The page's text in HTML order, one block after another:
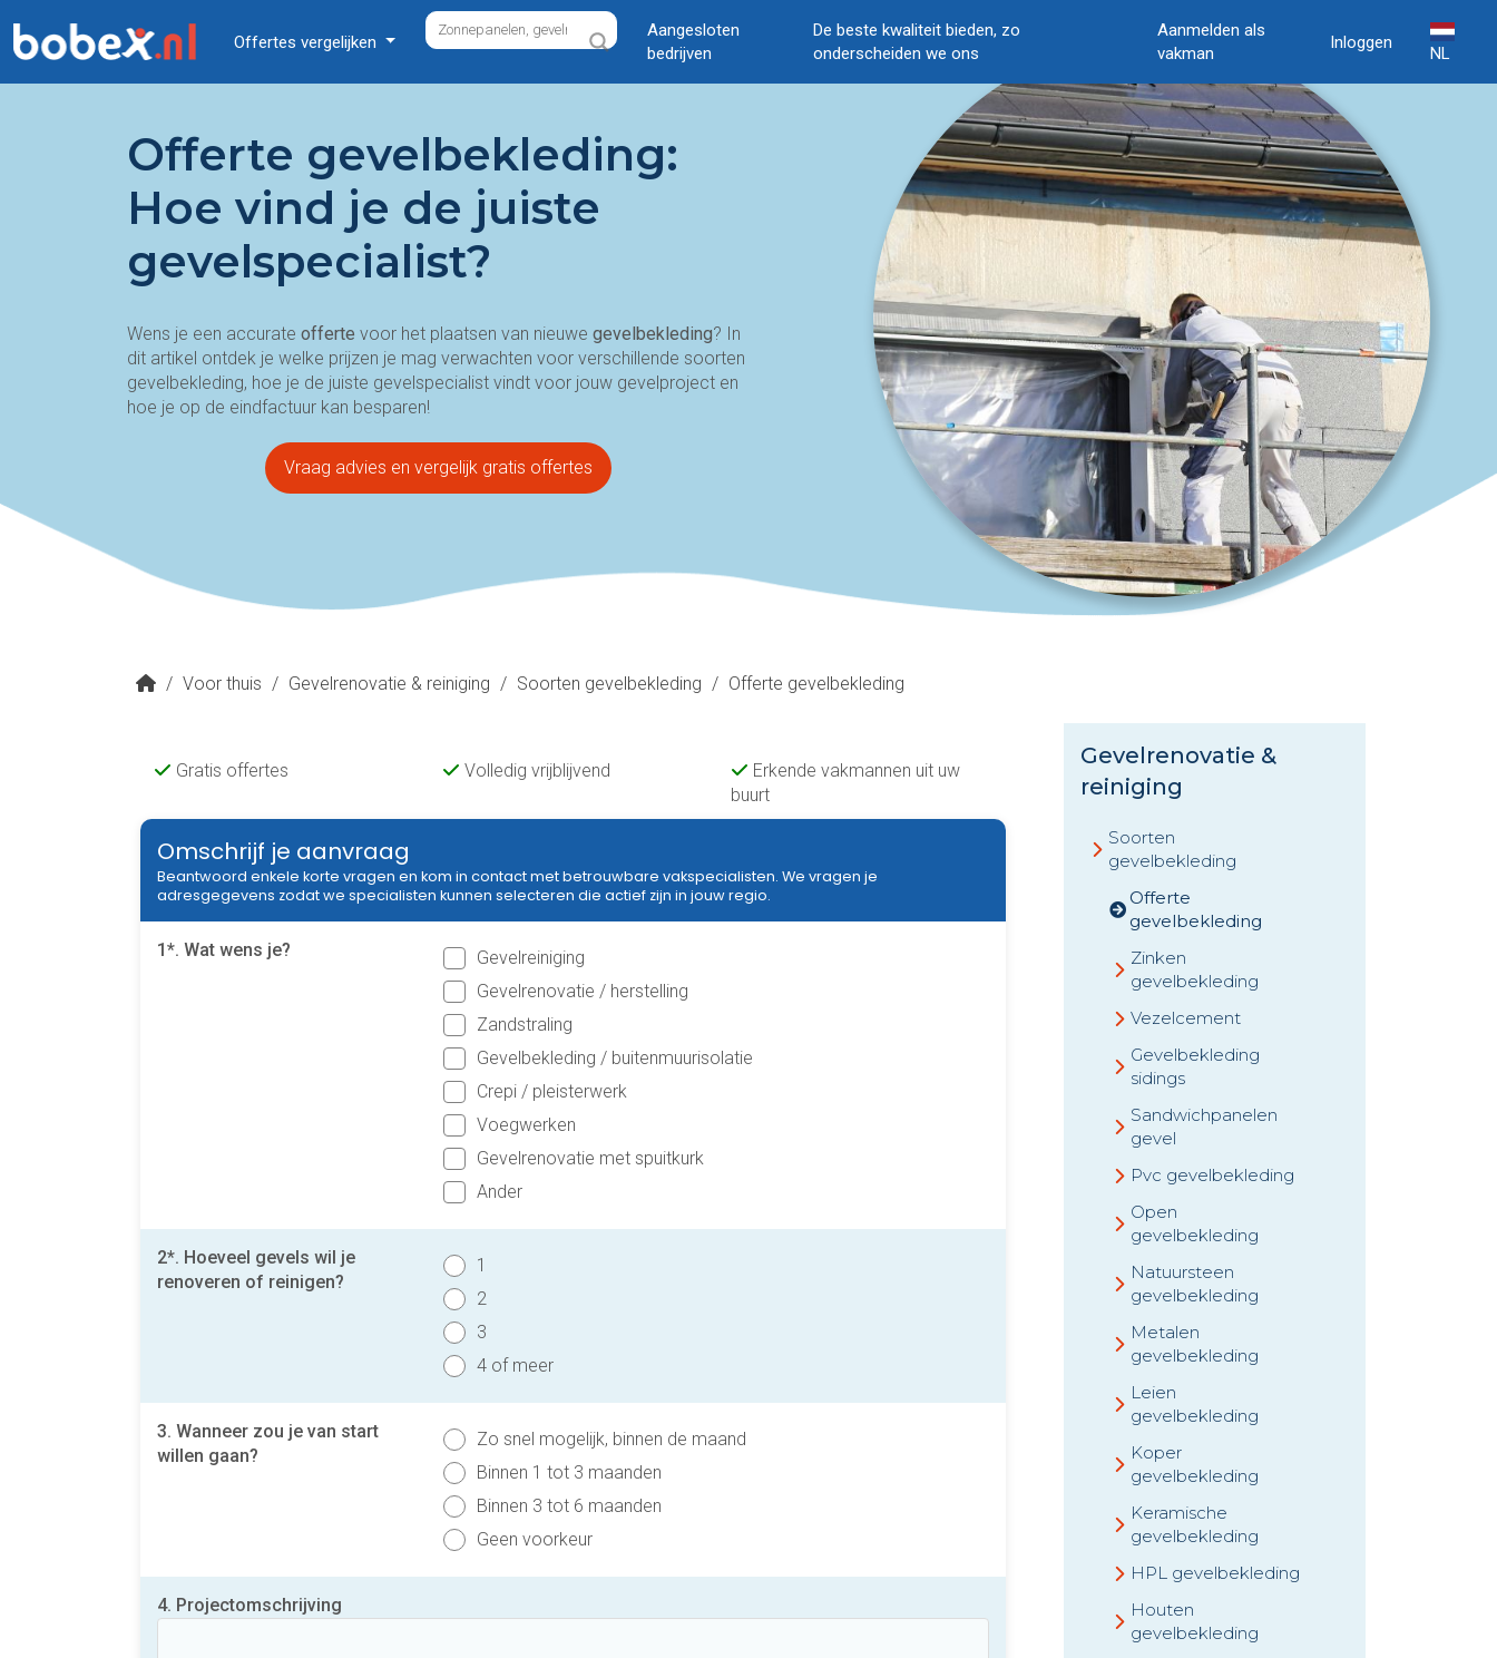
Offertes vergelijken
Aangesloten
bedrijven
De beste kwaliteit bieden, zo
onderscheiden we ons
Aanmelden als
vakman
Inloggen
NL
Offerte gevelbekleding:
Hoe vind je de juiste
gevelspecialist?
Wens je een accurate offerte voor het plaatsen van nieuwe gevelbekleding? In
dit artikel ontdek je welke prijzen je mag verwachten voor verschillende soorten
gevelbekleding, hoe je de juiste gevelspecialist vindt voor jouw gevelproject en
hoe je op de eindfactuur kan besparen!
Vraag advies en vergelijk gratis offertes
/ Voor thuis / Gevelrenovatie & reiniging / Soorten gevelbekleding / Offerte gevelbekleding
Gratis offertes Volledig vrijblijvend
Erkende vakmannen uit uw
buurt
Omschrijf je aanvraag
Beantwoord enkele korte vragen en kom in contact met betrouwbare vakspecialisten. We vragen je
adresgegevens zodat we specialisten kunnen selecteren die actief zijn in jouw regio.
1*. Wat wens je?
Gevelreiniging
Gevelrenovatie / herstelling
Zandstraling
Gevelbekleding / buitenmuurisolatie
Crepi / pleisterwerk
Voegwerken
Gevelrenovatie met spuitkurk
Ander
2*. Hoeveel gevels wil je
renoveren of reinigen?
1
2
3
4 of meer
3. Wanneer zou je van start
willen gaan?
Zo snel mogelijk, binnen de maand
Binnen 1 tot 3 maanden
Binnen 3 tot 6 maanden
Geen voorkeur
4. Projectomschrijving
Gevelrenovatie &
reiniging
Soorten
gevelbekleding
Offerte
gevelbekleding
Zinken
gevelbekleding
Vezelcement
Gevelbekleding
sidings
Sandwichpanelen
gevel
Pvc gevelbekleding
Open
gevelbekleding
Natuursteen
gevelbekleding
Metalen
gevelbekleding
Leien
gevelbekleding
Koper
gevelbekleding
Keramische
gevelbekleding
HPL gevelbekleding
Houten
gevelbekleding